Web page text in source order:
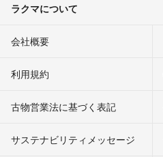
ラクマについて
会社概要
利用規約
古物営業法に基づく表記
サステナビリティメッセージ